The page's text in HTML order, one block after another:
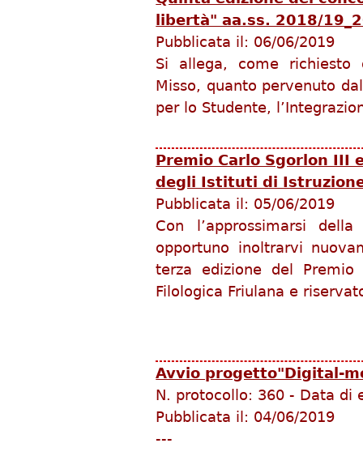
libertà" aa.ss. 2018/
Pubblicata il: 06/06/2019
Si allega, come richiesto
Misso, quanto pervenuto
per lo Studente,
Premio Carlo Sgorlon III
degli Istituti di
Pubblicata il: 05/06/2019
Con l’approssimarsi
opportuno inoltrarvi
terza edizione del
Filologica Friulana e
Avvio progetto"Digital-
N. protocollo: 360 - Data di
Pubblicata il: 04/06/2019
---